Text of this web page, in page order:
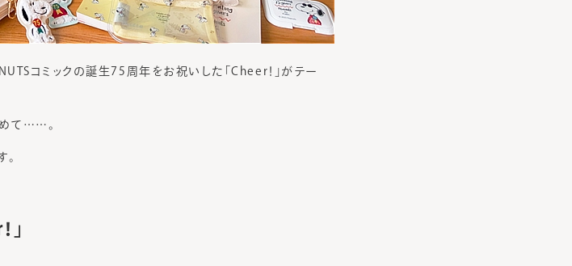
コミックの誕生75周年をお祝いした「Cheer！」がテー
めて……。
」